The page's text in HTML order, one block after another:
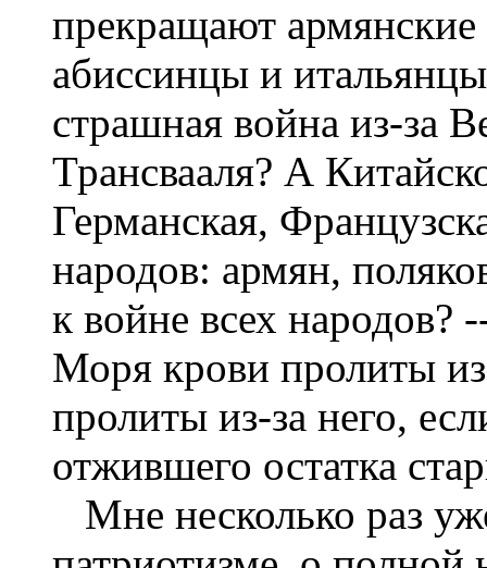
прекращают
абиссинцы и
страшная война из-за
Трансвааля? А
Германская,
народов: армян,
к войне всех народов?
Моря крови пролиты
пролиты из-за него,
отжившего остатка
Мне несколько раз